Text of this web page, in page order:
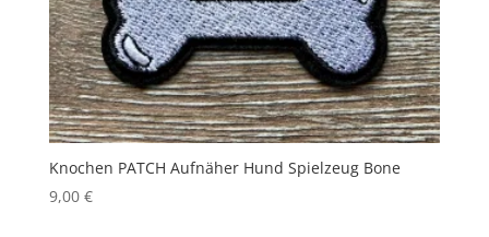
Knochen PATCH Aufnäher Hund Spielzeug Bone
9,00 €